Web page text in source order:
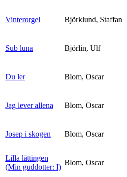
Vinterorgel Björklund, Staffan
Sub luna Björlin, Ulf
Du ler Blom, Oscar
Jag lever allena Blom, Oscar
Josep i skogen Blom, Oscar
Lilla lättingen
(Min guddotter: I)
Blom, Oscar